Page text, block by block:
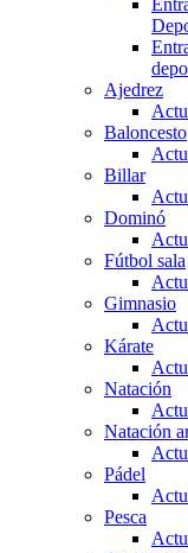
Ajedrez
Baloncesto
Billar
Dominó
Fútbol sala
Gimnasio
Kárate
Natación
Natación
Pádel
Pesca